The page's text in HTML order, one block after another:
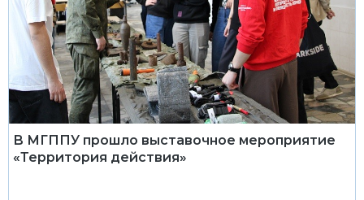
В МГППУ прошло выставочное мероприятие
«Территория действия»